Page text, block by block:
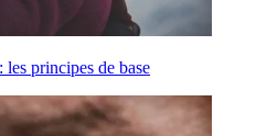
principes de base